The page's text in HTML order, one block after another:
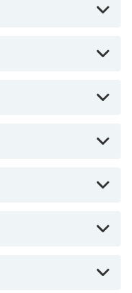
oder das Rödertor
weiten Wiesen in